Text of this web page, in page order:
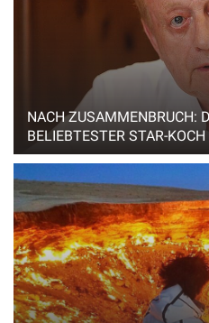
NACH ZUSAMMENBRUCH:
BELIEBTESTER STAR-